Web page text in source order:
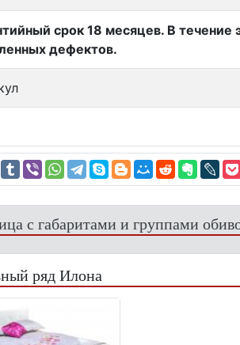
срок 18 месяцев. В
дефектов.
с габаритами и группами
ряд Илона